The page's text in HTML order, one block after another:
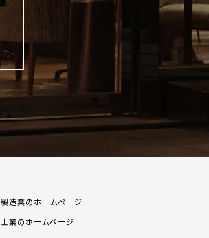
製造業のホームページ
士業のホームページ